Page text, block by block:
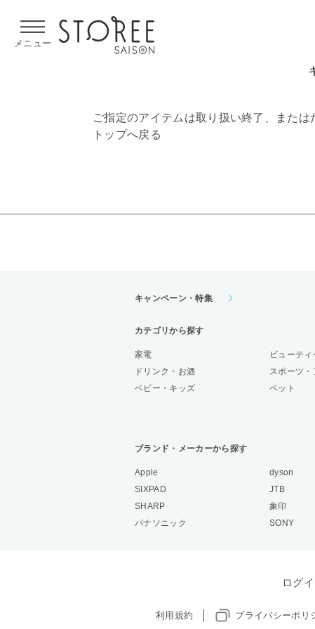
メニュー
ご指定のアイテムは取り扱い終了、または
トップへ戻る
キャンペーン・特集
カテゴリから探す
家電 ビューテ
ドリンク・お酒
スポーツ・
ベビー・キッズ
ペット
ブランド・メーカーから探す
Apple dyson
SIXPAD
JTB
SHARP
象印
パナソニック
SONY
ログ
利用規約 プライバシーポリ